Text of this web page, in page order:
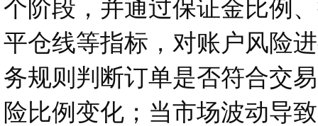
个阶段，并通过保证金比例
平仓线等指标，对账户风险
务规则判断订单是否符合交
险比例变化；当市场波动导